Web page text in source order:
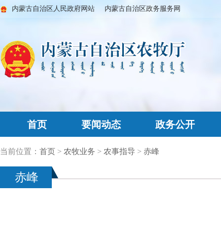
内蒙古自治区人民政府网站 内蒙古自治区政务服务网
首页 要闻动态 政务公开
当前位置： 首页 > 农牧业务 > 农事指导 > 赤峰
赤峰